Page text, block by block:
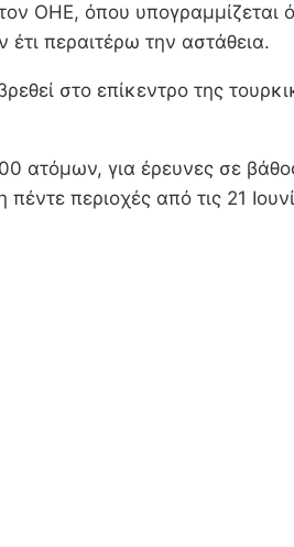
ΟΗΕ, όπου υπογραμμίζεται
περαιτέρω την αστάθεια.
στο επίκεντρο της
ατόμων, για έρευνες σε
περιοχές από τις 21